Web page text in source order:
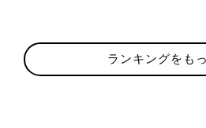
ランキングをも